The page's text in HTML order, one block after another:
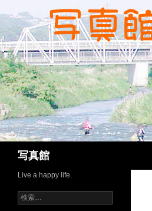
テ
ン
ツ
へ
ス
キ
ッ
プ
写真館
Live a happy life.
検
索: